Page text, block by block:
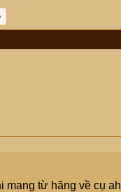
mang từ hãng về cụ ah